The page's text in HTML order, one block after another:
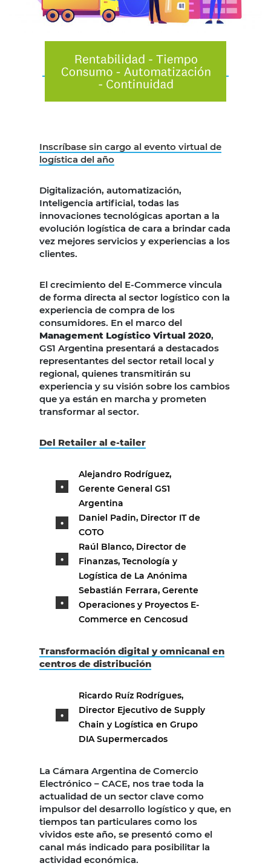
Inscríbase sin cargo al evento virtual de
logística del año
Digitalización, automatización,
Inteligencia artificial, todas las
innovaciones tecnológicas aportan a la
evolución logística de cara a brindar cada
vez mejores servicios y experiencias a los
clientes.
El crecimiento del E-Commerce vincula
de forma directa al sector logístico con la
experiencia de compra de los
consumidores. En el marco del
Management Logístico Virtual 2020,
GS1 Argentina presentará a destacados
representantes del sector retail local y
regional, quienes transmitirán su
experiencia y su visión sobre los cambios
que ya están en marcha y prometen
transformar al sector.
Del Retailer al e-tailer
Alejandro Rodríguez,
Gerente General GS1
Argentina
Daniel Padin, Director IT de
COTO
Raúl Blanco, Director de
Finanzas, Tecnología y
Logística de La Anónima
Sebastián Ferrara, Gerente
Operaciones y Proyectos E-
Commerce en Cencosud
Transformación digital y omnicanal en
centros de distribución
Ricardo Ruíz Rodrígues,
Director Ejecutivo de Supply
Chain y Logística en Grupo
DIA Supermercados
La Cámara Argentina de Comercio
Electrónico – CACE, nos trae toda la
actualidad de un sector clave como
impulsor del desarrollo logístico y que, en
tiempos tan particulares como los
vividos este año, se presentó como el
canal más indicado para posibilitar la
actividad económica.